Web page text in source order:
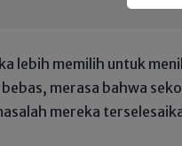
lebih memilih untuk
merasa bahwa
mereka